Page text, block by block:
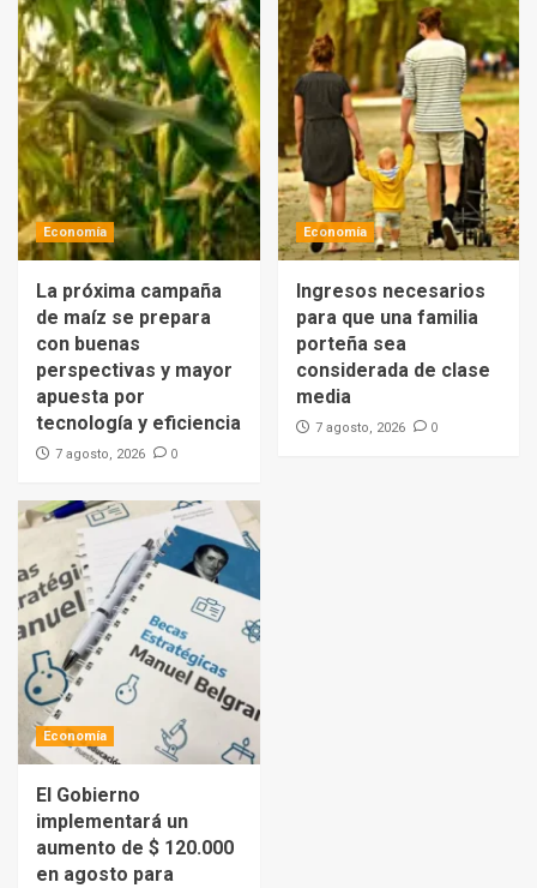
Economía
La próxima campaña
de maíz se prepara
con buenas
perspectivas y mayor
apuesta por
tecnología y eficiencia
7 agosto, 2026 0
Economía
Ingresos necesarios
para que una familia
porteña sea
considerada de clase
media
7 agosto, 2026 0
Economía
El Gobierno
implementará un
aumento de $ 120.000
en agosto para